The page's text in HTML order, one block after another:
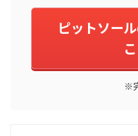
ピットソー
※